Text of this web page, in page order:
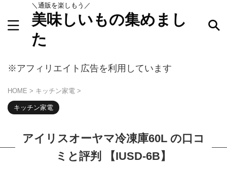
＼通販を楽しもう／
美味しいもの集めまし
た
キーワードで探す
※アフィリエイト広告を利用しています
HOME > キッチン家電 >
キッチン家電
アイリスオーヤマ冷凍庫60L の口コ
ミと評判 【IUSD-6B】